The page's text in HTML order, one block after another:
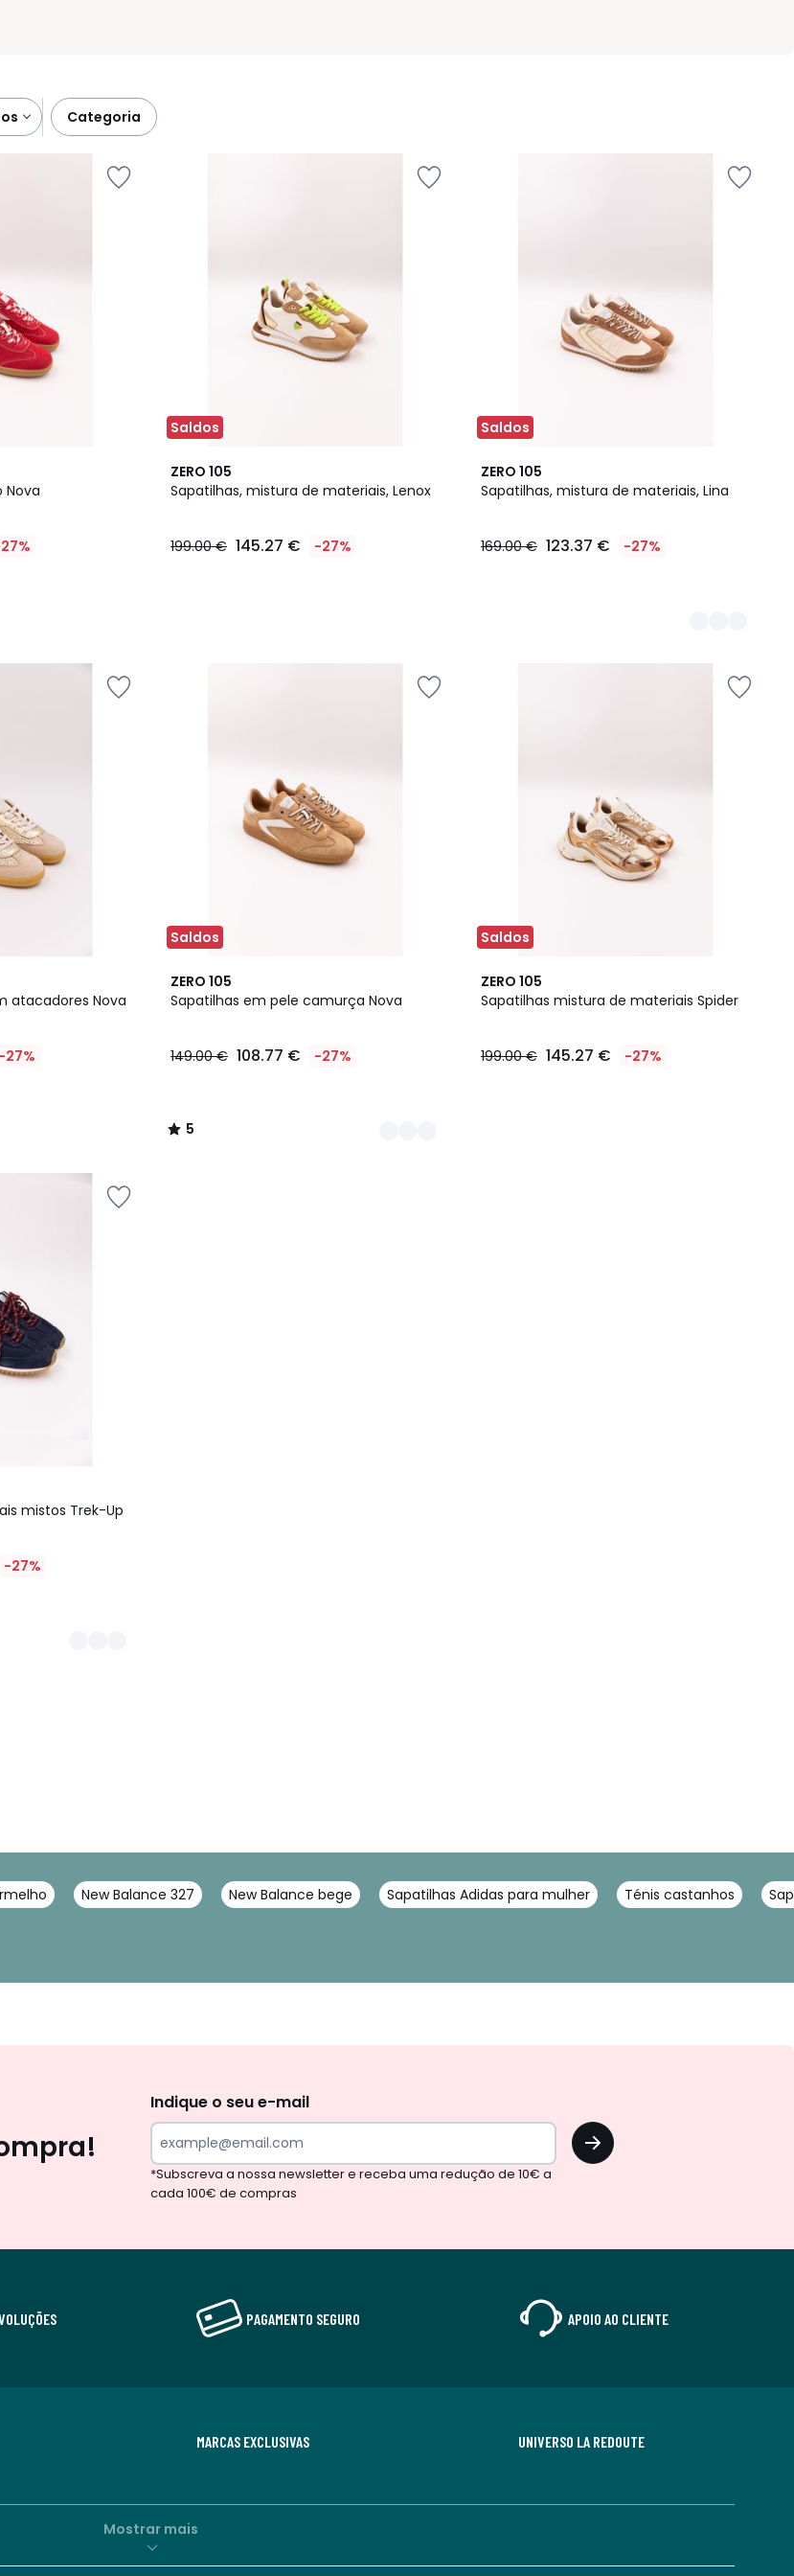
categoria
Nova
Saldos
ZERO 105
Sapatilhas, mistura de materiais, Lenox
199.00 € 145.27 € -27%
Saldos
ZERO 105
Sapatilhas, mistura de materiais, Lina
169.00 € 123.37 € -27%
3
Cores
atacadores Nova
-27%
Saldos
ZERO 105
Sapatilhas em pele camurça Nova
149.00 € 108.77 € -27%
5
/
2
Cores
5
/
Saldos
ZERO 105
Sapatilhas mistura de materiais Spider
199.00 € 145.27 € -27%
mistos Trek-Up
-27%
New Balance 327 New Balance bege Sapatilhas Adidas para mulher Ténis castanhos
Indique o seu e-mail
OK
*Subscreva a nossa newsletter e receba uma redução de 10€ a
cada 100€ de compras
PAGAMENTO SEGURO APOIO AO CLIENTE
MARCAS EXCLUSIVAS UNIVERSO LA REDOUTE
Mostrar mais